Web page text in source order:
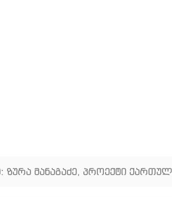
ზურა მანაგაძე, პროექტი